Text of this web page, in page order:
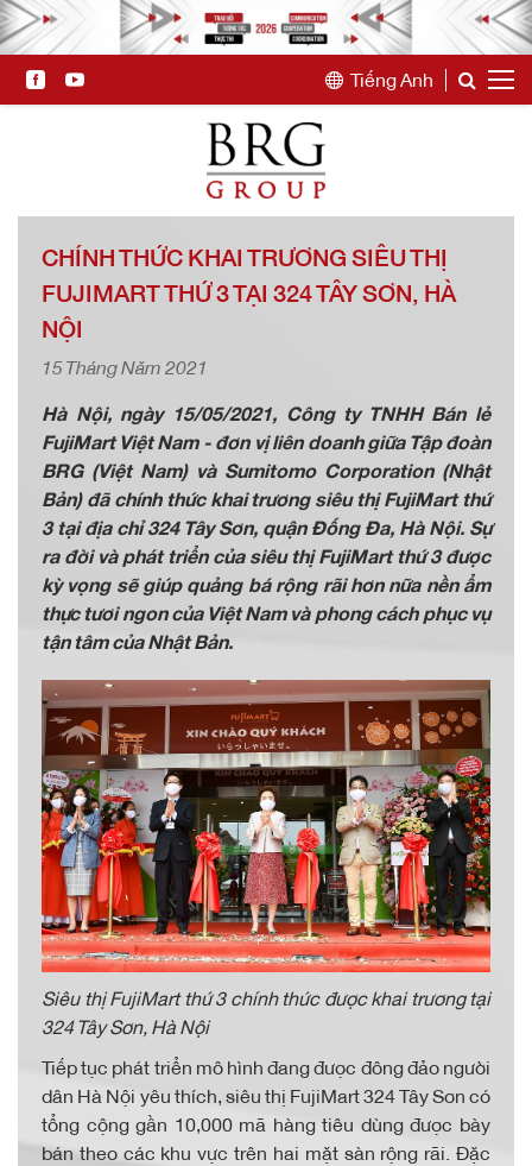
Tiếng Anh
CHÍNH THỨC KHAI TRƯƠNG SIÊU THỊ
FUJIMART THỨ 3 TẠI 324 TÂY SƠN, HÀ
NỘI
15 Tháng Năm 2021
Hà Nội, ngày 15/05/2021, Công ty TNHH Bán lẻ
FujiMart Việt Nam - đơn vị liên doanh giữa Tập đoàn
BRG (Việt Nam) và Sumitomo Corporation (Nhật
Bản) đã chính thức khai trương siêu thị FujiMart thứ
3 tại địa chỉ 324 Tây Sơn, quận Đống Đa, Hà Nội. Sự
ra đời và phát triển của siêu thị FujiMart thứ 3 được
kỳ vọng sẽ giúp quảng bá rộng rãi hơn nữa nền ẩm
thực tươi ngon của Việt Nam và phong cách phục vụ
tận tâm của Nhật Bản.
Siêu thị FujiMart thứ 3 chính thức được khai trương tại
324 Tây Sơn, Hà Nội
Tiếp tục phát triển mô hình đang được đông đảo người
dân Hà Nội yêu thích, siêu thị FujiMart 324 Tây Sơn có
tổng cộng gần 10,000 mã hàng tiêu dùng được bày
bán theo các khu vực trên hai mặt sàn rộng rãi. Đặc